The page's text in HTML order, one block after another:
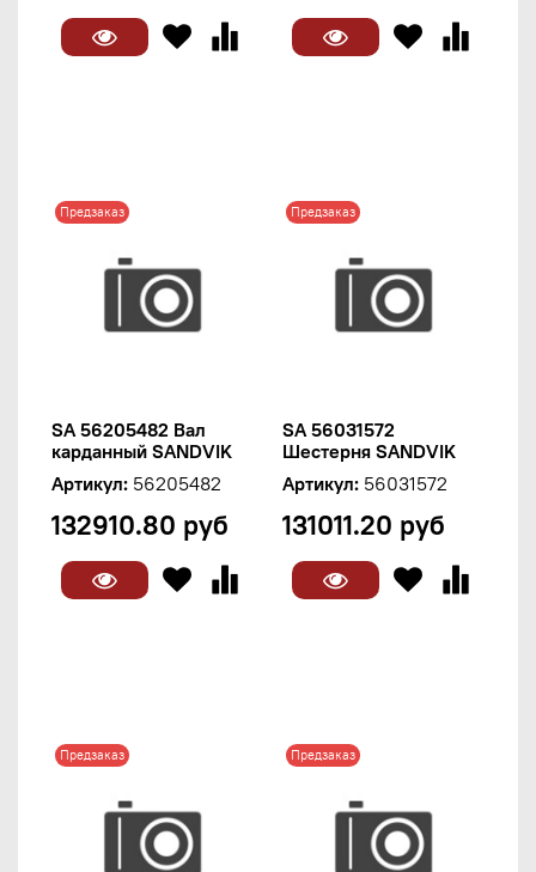
Предзаказ
SA 56205482 Вал
карданный SANDVIK
Артикул: 56205482
132910.80 руб
Предзаказ
SA 56031572
Шестерня SANDVIK
Артикул: 56031572
131011.20 руб
Предзаказ Предзаказ